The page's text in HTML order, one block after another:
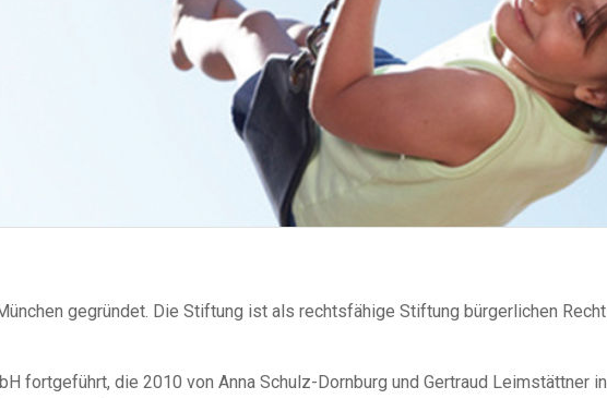
gegründet. Die Stiftung ist als rechtsfähige Stiftung bürgerlichen
fortgeführt, die 2010 von Anna Schulz-Dornburg und Gertraud Leimstättner